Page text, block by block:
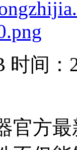
时间：
官方